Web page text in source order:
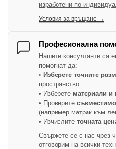
изработени по
Условия за връщане →
Професионална
Нашите консултанти са
помогнат да:
• Изберете точните
пространство
• Изберете материали и
• Проверите
(например матрак към
• Изчислите точната
Свържете се с нас чрез
отговорим на всички